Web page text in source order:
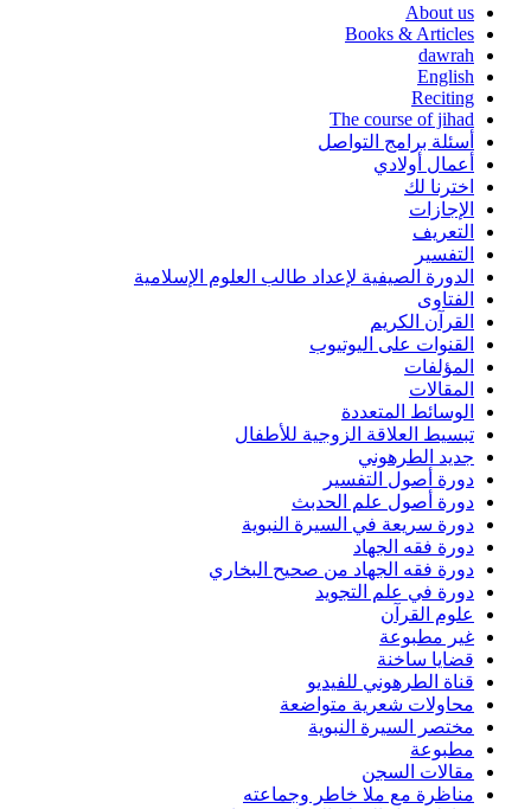
About us
Books & Articles
dawrah
English
Reciting
The course of jihad
أسئلة برامج التواصل
أعمال أولادي
اخترنا لك
الإجازات
التعريف
التفسير
الدورة الصيفية لإعداد طالب العلوم الإسلامية
الفتاوى
القرآن الكريم
القنوات على اليوتيوب
المؤلفات
المقالات
الوسائط المتعددة
تبسيط العلاقة الزوجية للأطفال
جديد الطرهوني
دورة أصول التفسير
دورة أصول علم الحدبث
دورة سريعة في السيرة النبوية
دورة فقه الجهاد
دورة فقه الجهاد من صحيح البخاري
دورة في علم التجويد
علوم القرآن
غير مطبوعة
قضايا ساخنة
قناة الطرهوني للفيديو
محاولات شعرية متواضعة
مختصر السيرة النبوية
مطبوعة
مقالات السجن
مناظرة مع ملا خاطر وجماعته